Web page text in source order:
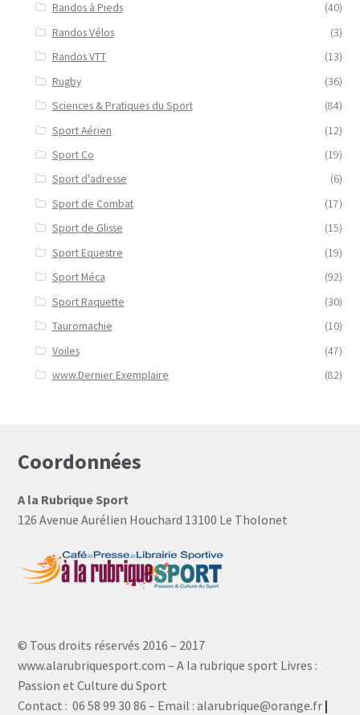
Randos à Pieds
(40)
Randos Vélos
(3)
Randos VTT
(13)
Rugby
(36)
Sciences & Pratiques du Sport
(84)
Sport Aérien
(12)
Sport Co
(19)
Sport d'adresse
(6)
Sport de Combat
(17)
Sport de Glisse
(15)
Sport Equestre
(19)
Sport Méca
(92)
Sport Raquette
(30)
Tauromachie
(10)
Voiles
(47)
www.Dernier Exemplaire
(82)
Coordonnées
A la Rubrique Sport
126 Avenue Aurélien Houchard 13100 Le Tholonet
© Tous droits réservés 2016 – 2017
www.alarubriquesport.com – A la rubrique sport Livres :
Passion et Culture du Sport
Contact : 06 58 99 30 86 – Email : alarubrique@orange.fr |